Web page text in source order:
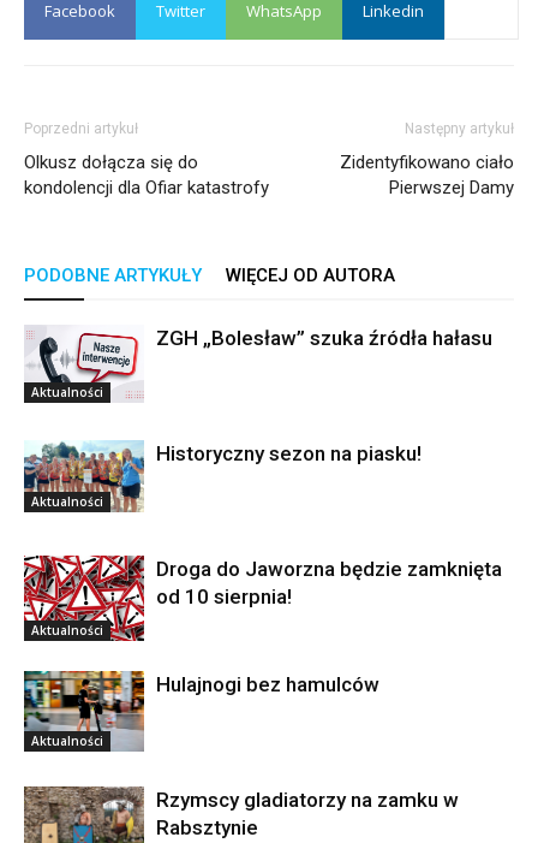
Facebook Twitter WhatsApp Linkedin
Poprzedni artykuł
Olkusz dołącza się do
kondolencji dla Ofiar katastrofy
Następny artykuł
Zidentyfikowano ciało
Pierwszej Damy
PODOBNE ARTYKUŁY WIĘCEJ OD AUTORA
Aktualności
ZGH „Bolesław” szuka źródła hałasu
Aktualności
Historyczny sezon na piasku!
Aktualności
Droga do Jaworzna będzie zamknięta
od 10 sierpnia!
Aktualności
Hulajnogi bez hamulców
Rzymscy gladiatorzy na zamku w
Rabsztynie